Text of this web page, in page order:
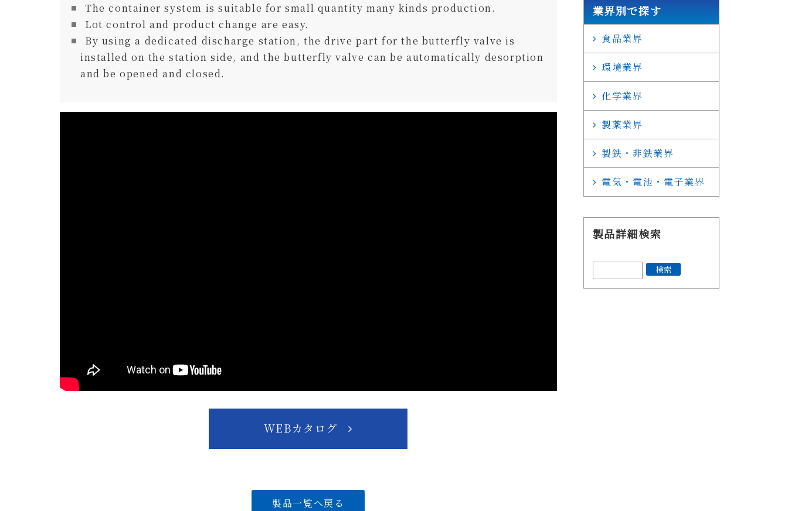
The container system is suitable for small quantity many kinds production.
Lot control and product change are easy.
By using a dedicated discharge station, the drive part for the butterfly valve is
installed on the station side, and the butterfly valve can be automatically desorption
and be opened and closed.
WEBカタログ
製品一覧へ戻る
業界別で探す
食品業界
環境業界
化学業界
製薬業界
製鉄・非鉄業界
電気・電池・電子業界
製品詳細検索